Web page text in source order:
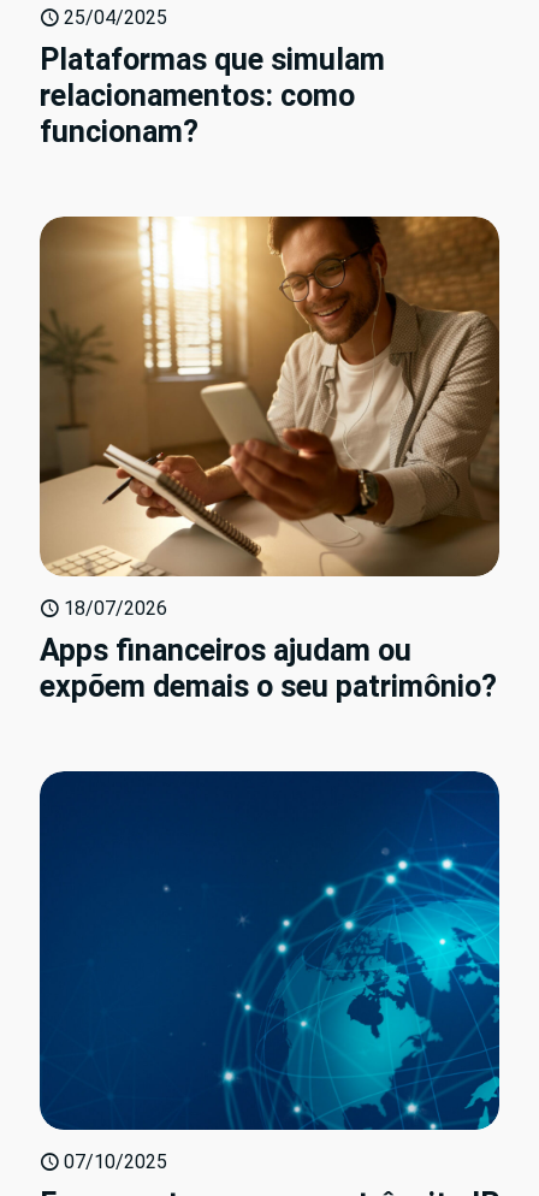
25/04/2025
Plataformas que simulam
relacionamentos: como
funcionam?
18/07/2026
Apps financeiros ajudam ou
expõem demais o seu patrimônio?
07/10/2025